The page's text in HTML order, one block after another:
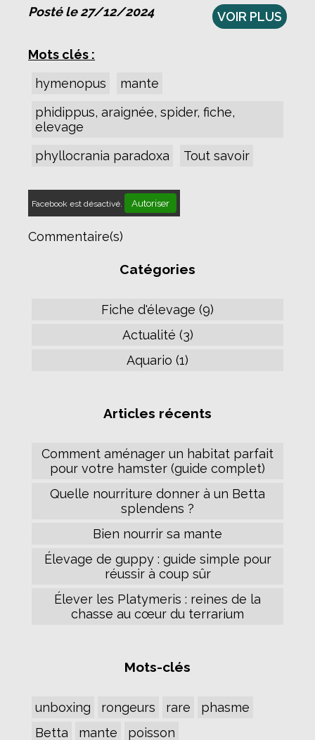
Posté le 27/12/2024
VOIR PLUS
Mots clés :
hymenopus
mante
phidippus, araignée, spider, fiche,
elevage
phyllocrania paradoxa
Tout savoir
Facebook est désactivé. Autoriser
Commentaire(s)
Catégories
Fiche d'élevage (9)
Actualité (3)
Aquario (1)
Articles récents
Comment aménager un habitat parfait
pour votre hamster (guide complet)
Quelle nourriture donner à un Betta
splendens ?
Bien nourrir sa mante
Élevage de guppy : guide simple pour
réussir à coup sûr
Élever les Platymeris : reines de la
chasse au cœur du terrarium
Mots-clés
unboxing rongeurs rare
phasme
Betta
mante poisson